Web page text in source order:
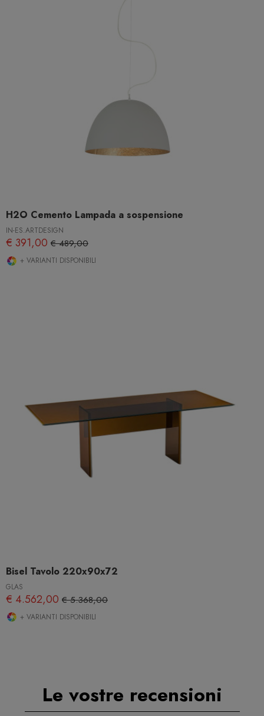
H2O Cemento Lampada a sospensione
IN-ES.ARTDESIGN
€ 391,00 € 489,00
+ VARIANTI DISPONIBILI
Bisel Tavolo 220x90x72
GLAS
€ 4.562,00 € 5.368,00
+ VARIANTI DISPONIBILI
Le vostre recensioni